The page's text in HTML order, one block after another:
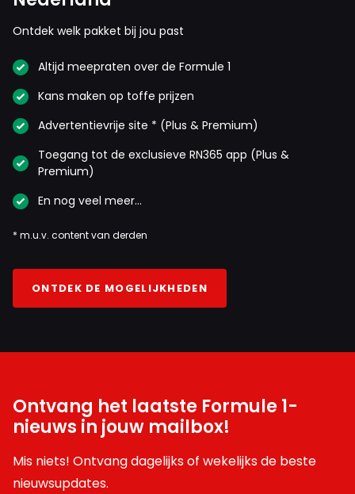
Ontdek welk pakket bij jou past
Altijd meepraten over de Formule 1
Kans maken op toffe prijzen
Advertentievrije site * (Plus & Premium)
Toegang tot de exclusieve RN365 app (Plus &
Premium)
En nog veel meer…
* m.u.v. content van derden
ONTDEK DE MOGELIJKHEDEN
Ontvang het laatste Formule 1-
nieuws in jouw mailbox!
Mis niets! Ontvang dagelijks of wekelijks de beste
nieuwsupdates.